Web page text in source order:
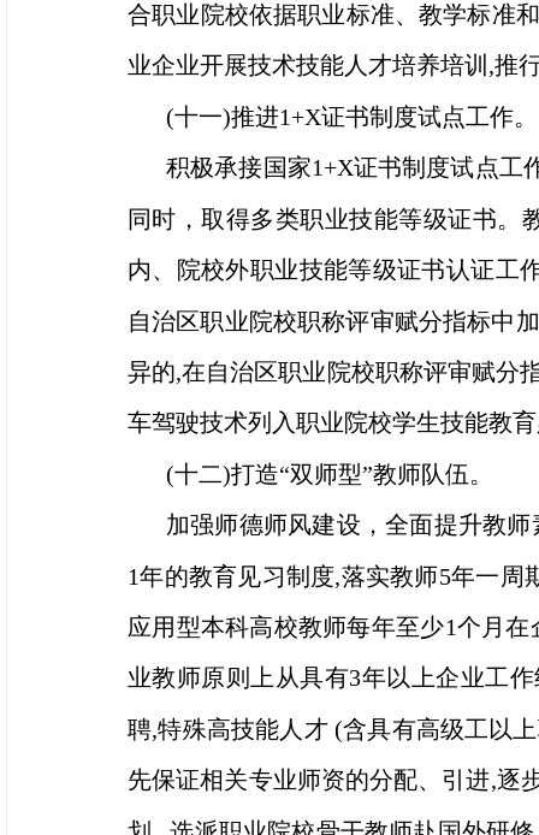
合职业院校依据职业标准、教学标准
业企业开展技术技能人才培养培训,推
(十一)推进1+X证书制度试点工作。
积极承接国家1+X证书制度试点工
同时，取得多类职业技能等级证书
内、院校外职业技能等级证书认证工
自治区职业院校职称评审赋分指标中
异的,在自治区职业院校职称评审赋分
车驾驶技术列入职业院校学生技能教
(十二)打造“双师型”教师队伍。
加强师德师风建设，全面提升教
1年的教育见习制度,落实教师5年一
应用型本科高校教师每年至少1个月
业教师原则上从具有3年以上企业工
聘,特殊高技能人才 (含具有高级工以
先保证相关专业师资的分配、引进,逐